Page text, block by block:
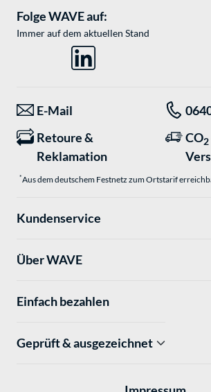
Folge WAVE auf:
Immer auf dem aktuellen Stand
E-Mail
Retoure &
Reklamation
CO2
*Aus dem deutschem Festnetz zum Ortstarif
Kundenservice
Über WAVE
Einfach bezahlen
Geprüft & ausgezeichnet